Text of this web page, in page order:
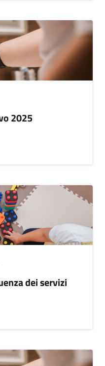
2025
dei servizi